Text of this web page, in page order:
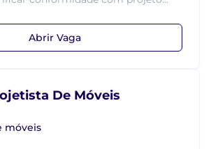
Abrir Vaga
De Móveis
móveis